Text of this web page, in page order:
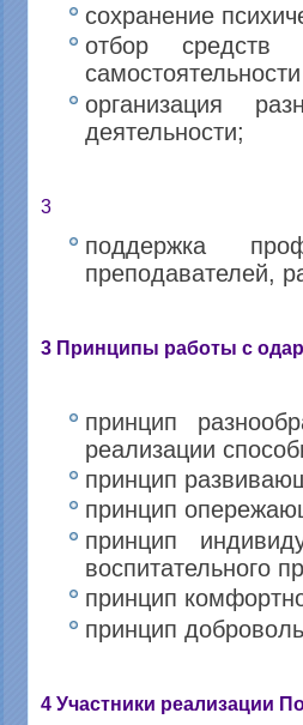
сохранение
отбор средств
организация
деятельности;
3
поддержка
преподавателей,
3 Принципы работы с
принцип
реализации
принцип
принцип
принцип
воспитательного
принцип
принцип
4 Участники реализации